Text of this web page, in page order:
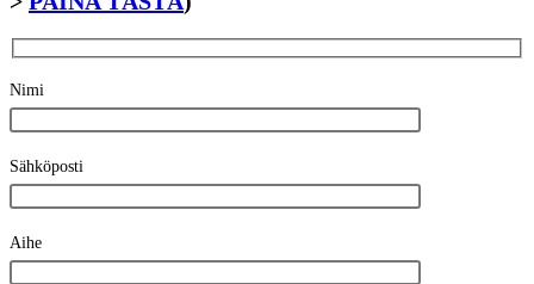
Nimi
Sähköposti
Aihe